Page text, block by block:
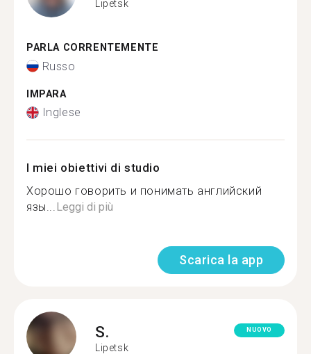
Lipetsk
PARLA CORRENTEMENTE
Russo
IMPARA
Inglese
I miei obiettivi di studio
Хорошо говорить и понимать английский
язы...Leggi di più
Scarica la app
S.
Lipetsk
NUOVO